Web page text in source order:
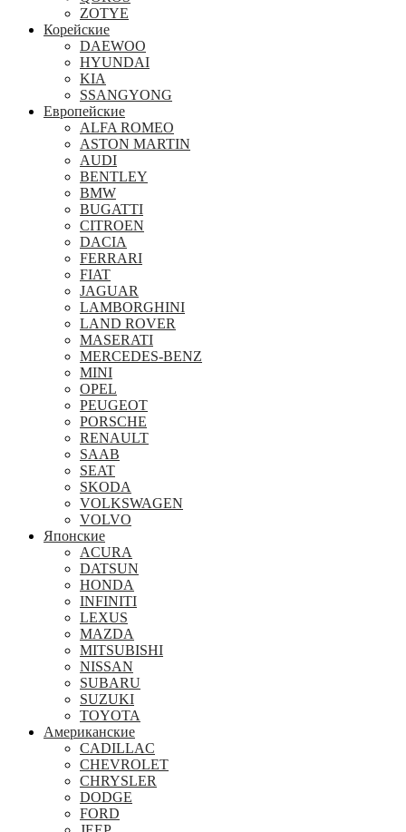
ZOTYE
Корейские
DAEWOO
HYUNDAI
KIA
SSANGYONG
Европейские
ALFA ROMEO
ASTON MARTIN
AUDI
BENTLEY
BMW
BUGATTI
CITROEN
DACIA
FERRARI
FIAT
JAGUAR
LAMBORGHINI
LAND ROVER
MASERATI
MERCEDES-BENZ
MINI
OPEL
PEUGEOT
PORSCHE
RENAULT
SAAB
SEAT
SKODA
VOLKSWAGEN
VOLVO
Японские
ACURA
DATSUN
HONDA
INFINITI
LEXUS
MAZDA
MITSUBISHI
NISSAN
SUBARU
SUZUKI
TOYOTA
Американские
CADILLAC
CHEVROLET
CHRYSLER
DODGE
FORD